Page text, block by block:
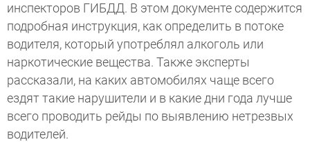
инспекторов ГИБДД. В этом документе содержится
подробная инструкция, как определить в потоке
водителя, который употреблял алкоголь или
наркотические вещества. Также эксперты
рассказали, на каких автомобилях чаще всего
ездят такие нарушители и в какие дни года лучше
всего проводить рейды по выявлению нетрезвых
водителей.